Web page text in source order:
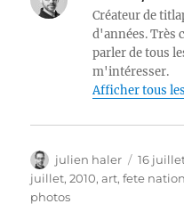
Créateur de
d'années. Très
parler de tous
m'intéresser.
Afficher tous
Auteur
julien haler
Publié
le
16
juillet,2010,art,fete
photos